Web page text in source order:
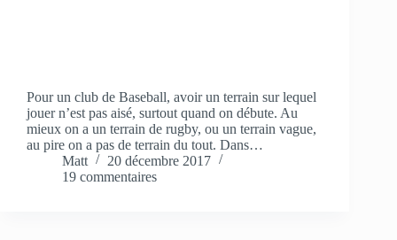
Pour un club de Baseball, avoir un terrain sur lequel
jouer n’est pas aisé, surtout quand on débute. Au
mieux on a un terrain de rugby, ou un terrain vague,
au pire on a pas de terrain du tout. Dans…
Matt
20 décembre 2017
19 commentaires